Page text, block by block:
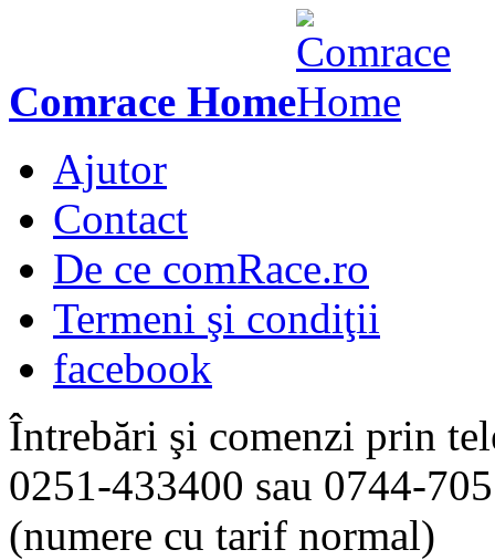
Comrace Home
Ajutor
Contact
De ce comRace.ro
Termeni şi condiţii
facebook
Întrebări şi comenzi prin
0251-433400 sau 0744-
(numere cu tarif normal)